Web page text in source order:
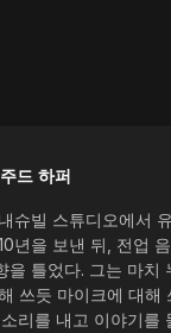
드 하퍼
슈빌 스튜디오에서
년을 보낸 뒤, 전업
을 틀었다. 그는 마치
쓰듯 마이크에 대해
리를 내고 이야기를